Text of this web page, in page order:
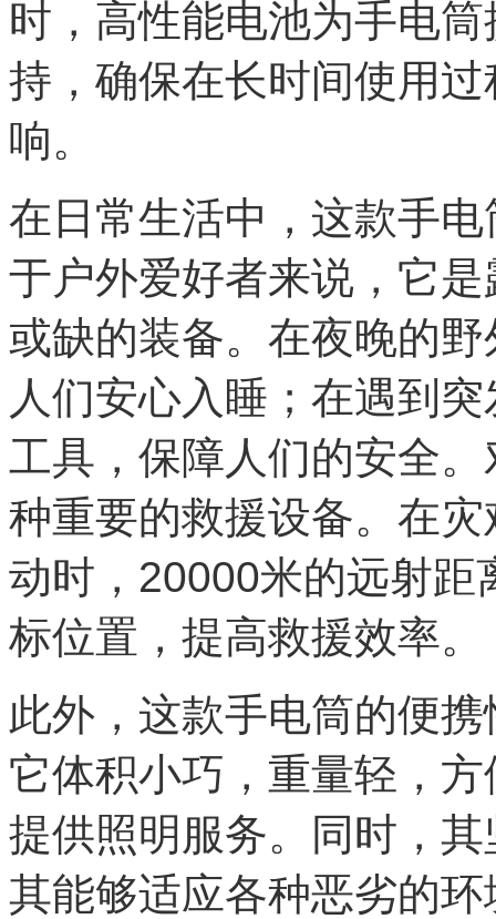
时，高性能电池为手电
持，确保在长时间使用
响。
在日常生活中，这款手
于户外爱好者来说，它
或缺的装备。在夜晚的
人们安心入睡；在遇到
工具，保障人们的安全
种重要的救援设备。在
动时，20000米的远射距
标位置，提高救援效率。
此外，这款手电筒的便
它体积小巧，重量轻，
提供照明服务。同时，
其能够适应各种恶劣的